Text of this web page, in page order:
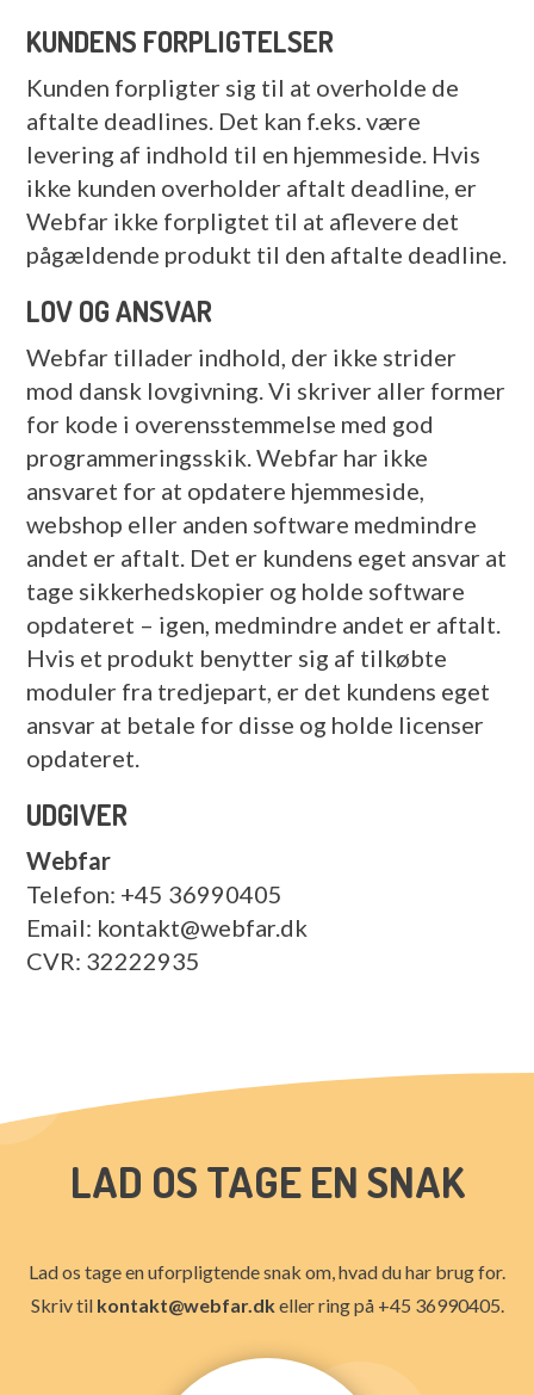
KUNDENS FORPLIGTELSER
Kunden forpligter sig til at overholde de
aftalte deadlines. Det kan f.eks. være
levering af indhold til en hjemmeside. Hvis
ikke kunden overholder aftalt deadline, er
Webfar ikke forpligtet til at aflevere det
pågældende produkt til den aftalte deadline.
LOV OG ANSVAR
Webfar tillader indhold, der ikke strider
mod dansk lovgivning. Vi skriver aller former
for kode i overensstemmelse med god
programmeringsskik. Webfar har ikke
ansvaret for at opdatere hjemmeside,
webshop eller anden software medmindre
andet er aftalt. Det er kundens eget ansvar at
tage sikkerhedskopier og holde software
opdateret – igen, medmindre andet er aftalt.
Hvis et produkt benytter sig af tilkøbte
moduler fra tredjepart, er det kundens eget
ansvar at betale for disse og holde licenser
opdateret.
UDGIVER
Webfar
Telefon: +45 36990405
Email: kontakt@webfar.dk
CVR: 32222935
LAD OS TAGE EN SNAK
Lad os tage en uforpligtende snak om, hvad du har brug for.
Skriv til kontakt@webfar.dkeller ring på +45 36990405.